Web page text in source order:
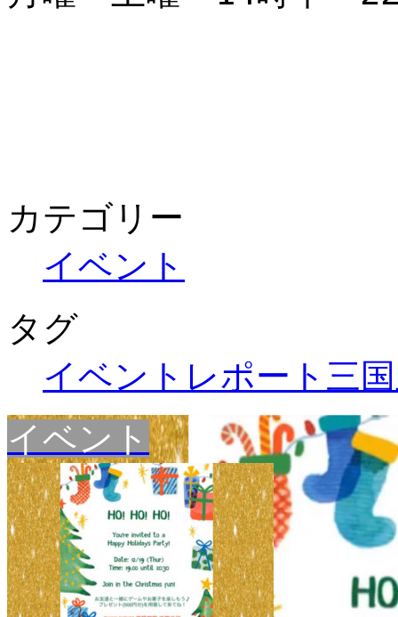
カテゴリー
イベント
タグ
イベントレポート 三
イベント